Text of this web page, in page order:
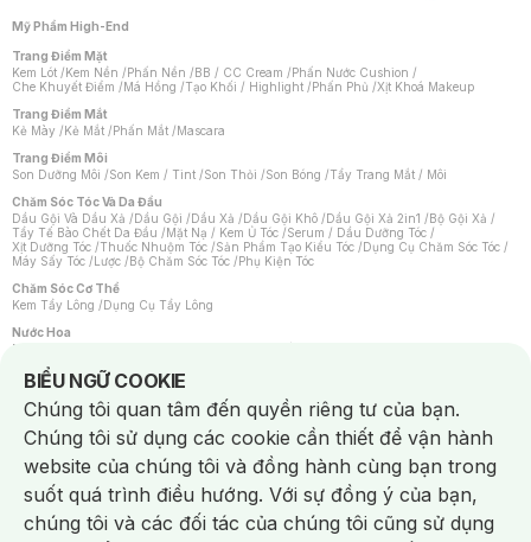
Mỹ Phẩm High-End
Trang Điểm Mặt
Kem Lót /Kem Nền /Phấn Nền /BB / CC Cream /Phấn Nước Cushion /
Che Khuyết Điểm /Má Hồng /Tạo Khối / Highlight /Phấn Phủ /Xịt Khoá Makeup
Trang Điểm Mắt
Kẻ Mày /Kẻ Mắt /Phấn Mắt /Mascara
Trang Điểm Môi
Son Dưỡng Môi /Son Kem / Tint /Son Thỏi /Son Bóng /Tẩy Trang Mắt / Môi
Chăm Sóc Tóc Và Da Đầu
Dầu Gội Và Dầu Xả /Dầu Gội /Dầu Xả /Dầu Gội Khô /Dầu Gội Xả 2in1 /Bộ Gội Xả /
Tẩy Tế Bào Chết Da Đầu /Mặt Nạ / Kem Ủ Tóc /Serum / Dầu Dưỡng Tóc /
Xịt Dưỡng Tóc /Thuốc Nhuộm Tóc /Sản Phẩm Tạo Kiểu Tóc /Dụng Cụ Chăm Sóc Tóc /
Máy Sấy Tóc /Lược /Bộ Chăm Sóc Tóc /Phụ Kiện Tóc
Chăm Sóc Cơ Thể
Kem Tẩy Lông /Dụng Cụ Tẩy Lông
Nước Hoa
Nước Hoa Nữ
Chăm Sóc Cá Nhân
Chống Muỗi /Khẩu Trang /Máy Massage/Mặt Nạ Xông Hơi /Nước Rửa Tay/
Sản Phẩm Chăm Sóc Khác /Bàn Chải Đánh Răng /Bàn Chải Điện/
Hỗ Trợ Trắng Răng/Kem Đánh Răng /Máy Tăm Nước/ Nước Súc Miệng/
Tăm / Chỉ Nha Khoa/ Xịt Thơm Miệng / Dung Dịch Vệ Sinh/Dưỡng Vùng Kín/
Khăn Ướt Vệ Sinh Vùng Kín/Băng Vệ Sinh/Tampon/Bọt Cạo Râu /Dao Cạo Râu/
Máy Cạo Râu
Vấn Đề Về Da
Da Dầu / Lỗ Chân Lông To/ Da Khô / Mất Nước/ Da Lão Hóa/ Da Mụn/
Da Nhạy Cảm / Kích Ứng
Da Xỉn Màu Thâm / Nám / Tàn Nhang
BIỂU NGỮ COOKIE
Notice about cookies usage
Chúng tôi quan tâm đến quyền riêng tư của bạn.
Chúng tôi sử dụng các cookie cần thiết để vận hành
website của chúng tôi và đồng hành cùng bạn trong
suốt quá trình điều hướng. Với sự đồng ý của bạn,
chúng tôi và các đối tác của chúng tôi cũng sử dụng